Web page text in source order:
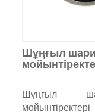
Шұңғыл
Шұңғыл